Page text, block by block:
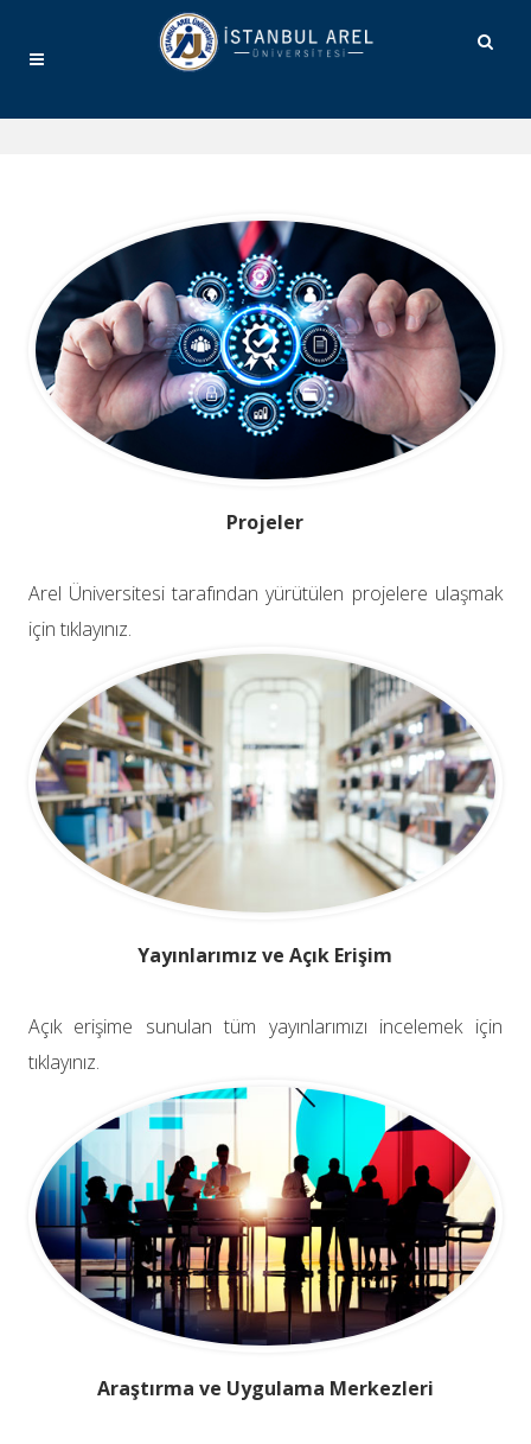
Projeler
Arel Üniversitesi tarafından yürütülen projelere ulaşmak
için tıklayınız.
Yayınlarımız ve Açık Erişim
Açık erişime sunulan tüm yayınlarımızı incelemek için
tıklayınız.
Araştırma ve Uygulama Merkezleri